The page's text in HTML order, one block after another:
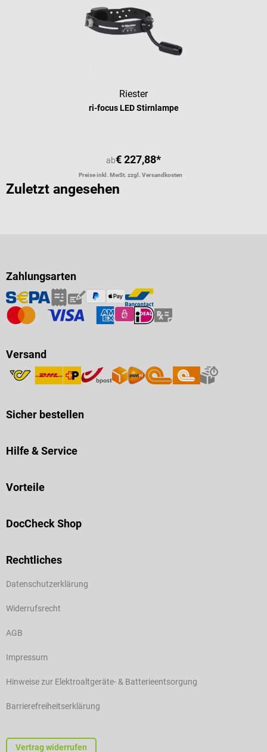
Riester
ri-focus LED Stirnlampe
ab€ 227,88*
Preise inkl. MwSt. zzgl. Versandkosten
Zuletzt angesehen
Zahlungsarten
Versand
Sicher bestellen
Hilfe & Service
Vorteile
DocCheck Shop
Rechtliches
Datenschutzerklärung
Widerrufsrecht
AGB
Impressum
Hinweise zur Elektroaltgeräte- & Batterieentsorgung
Barrierefreiheitserklärung
Vertrag widerrufen